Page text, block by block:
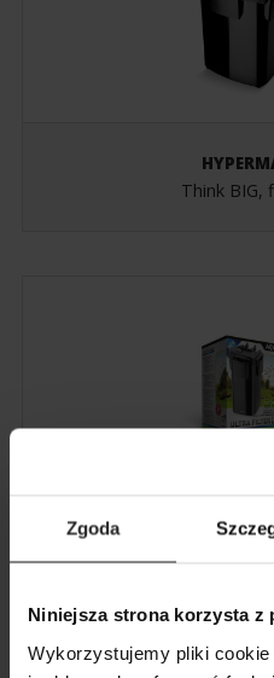
Zgoda
Niniejsza strona korzysta z
Wykorzystujemy pliki
Think BIG,
ULTRA